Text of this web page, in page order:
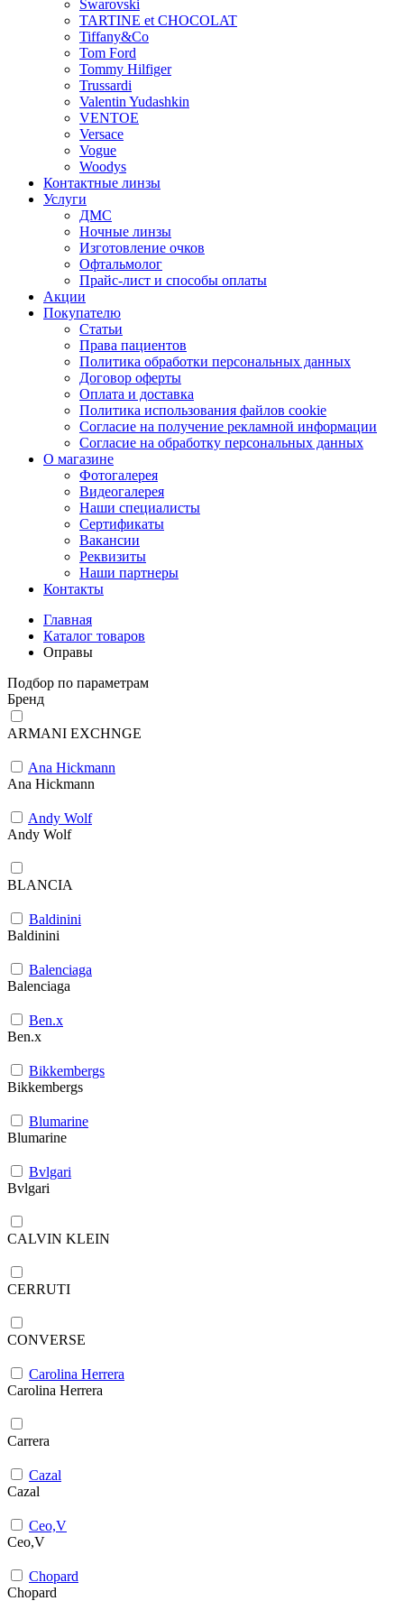
Swarovski
TARTINE et CHOCOLAT
Tiffany&Co
Tom Ford
Tommy Hilfiger
Trussardi
Valentin Yudashkin
VENTOE
Versace
Vogue
Woodys
Контактные линзы
Услуги
ДМС
Ночные линзы
Изготовление очков
Офтальмолог
Прайс-лист и способы оплаты
Акции
Покупателю
Статьи
Права пациентов
Политика обработки персональных данных
Договор оферты
Оплата и доставка
Политика использования файлов cookie
Согласие на получение рекламной информации
Согласие на обработку персональных данных
О магазине
Фотогалерея
Видеогалерея
Наши специалисты
Сертификаты
Вакансии
Реквизиты
Наши партнеры
Контакты
Главная
Каталог товаров
Оправы
Подбор по параметрам
Бренд
ARMANI EXCHNGE
Ana Hickmann
Ana Hickmann
Andy Wolf
Andy Wolf
BLANCIA
Baldinini
Baldinini
Balenciaga
Balenciaga
Ben.x
Ben.x
Bikkembergs
Bikkembergs
Blumarine
Blumarine
Bvlgari
Bvlgari
CALVIN KLEIN
CERRUTI
CONVERSE
Carolina Herrera
Carolina Herrera
Carrera
Cazal
Cazal
Ceo,V
Ceo,V
Chopard
Chopard